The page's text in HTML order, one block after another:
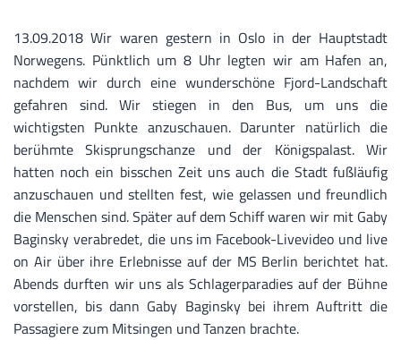
13.09.2018 Wir waren gestern in Oslo in der Hauptstadt
Norwegens. Pünktlich um 8 Uhr legten wir am Hafen an,
nachdem wir durch eine wunderschöne Fjord-Landschaft
gefahren sind. Wir stiegen in den Bus, um uns die
wichtigsten Punkte anzuschauen. Darunter natürlich die
berühmte Skisprungschanze und der Königspalast. Wir
hatten noch ein bisschen Zeit uns auch die Stadt fußläufig
anzuschauen und stellten fest, wie gelassen und freundlich
die Menschen sind. Später auf dem Schiff waren wir mit Gaby
Baginsky verabredet, die uns im Facebook-Livevideo und live
on Air über ihre Erlebnisse auf der MS Berlin berichtet hat.
Abends durften wir uns als Schlagerparadies auf der Bühne
vorstellen, bis dann Gaby Baginsky bei ihrem Auftritt die
Passagiere zum Mitsingen und Tanzen brachte.